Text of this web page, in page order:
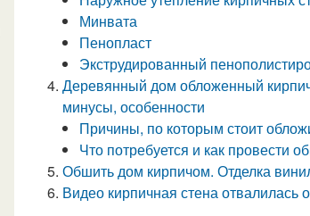
Минвата
Пенопласт
Экструдированный
Деревянный дом обложенный
минусы, особенности
Причины, по которым стоит
Что потребуется и как провести
Обшить дом кирпичом. Отделка
Видео кирпичная стена